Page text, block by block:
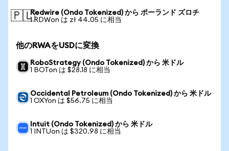
🇵🇱Redwire (Ondo Tokenized) から ポーランド ズロチ
1 RDWon は zł 44.05 に相当
他のRWAをUSDに変換
RoboStrategy (Ondo Tokenized) から 米ドル
1 BOTon は $28.18 に相当
Occidental Petroleum (Ondo Tokenized) から 米ドル
1 OXYon は $56.75 に相当
Intuit (Ondo Tokenized) から 米ドル
1 INTUon は $320.98 に相当